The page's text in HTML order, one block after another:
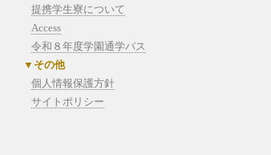
提携学生寮について
Access
令和８年度学園通学バス
その他
個人情報保護方針
サイトポリシー